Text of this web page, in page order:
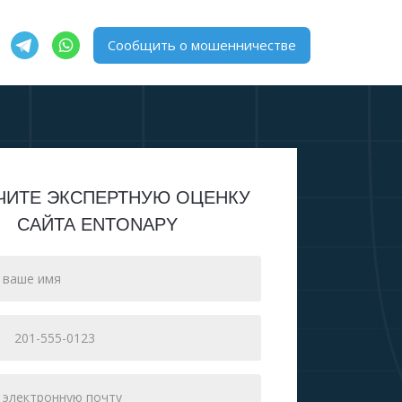
Сообщить о мошенничестве
ЭКСПЕРТНУЮ ОЦЕНКУ
САЙТА ENTONAPY